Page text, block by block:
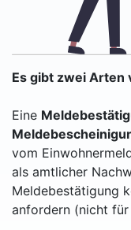
Es gibt zwei
Eine
vom
als amtlicher
Meldebestätigung
anfordern (nicht für